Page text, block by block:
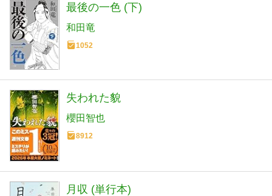
最後の一色 (下)
和田竜
1052
失われた貌
櫻田智也
8912
月収 (単行本)